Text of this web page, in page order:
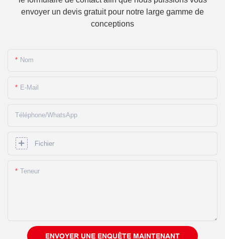
envoyer un devis gratuit pour notre large gamme de
conceptions
Nom
E-Mail
Téléphone/WhatsApp
Fichier
Teneur
ENVOYER UNE ENQUÊTE MAINTENANT